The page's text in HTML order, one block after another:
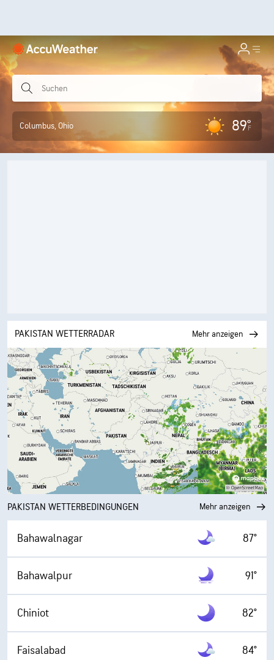
Columbus, Ohio 89°F
PAKISTAN WETTERRADAR Mehr anzeigen
PAKISTAN WETTERBEDINGUNGEN Mehr anzeigen
Bahawalnagar 87°
Bahawalpur 91°
Chiniot 82°
Faisalabad 84°